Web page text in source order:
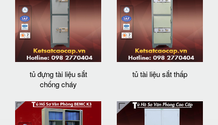
tủ đựng tài liệu sắt
chống cháy
tủ tài liệu sắt thấp